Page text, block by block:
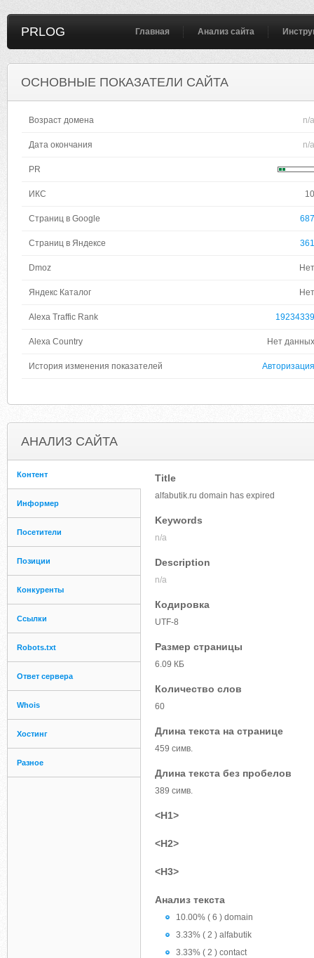
PRLOG Главная Анализ сайта
ОСНОВНЫЕ ПОКАЗАТЕЛИ САЙТА
Возраст домена n/a
Дата окончания n/a
PR
ИКС 10
Страниц в Google 687
Страниц в Яндексе 361
Dmoz Нет
Яндекс Каталог Нет
Alexa Traffic Rank 19234339
Alexa Country Нет данных
История изменения показателей Авторизация
АНАЛИЗ САЙТА
Контент
Информер
Посетители
Позиции
Конкуренты
Ссылки
Robots.txt
Ответ сервера
Whois
Хостинг
Разное
Title
alfabutik.ru domain has expired
Keywords
n/a
Description
n/a
Кодировка
UTF-8
Размер страницы
6.09 КБ
Количество слов
60
Длина текста на странице
459 симв.
Длина текста без пробелов
389 симв.
<H1>
<H2>
<H3>
Анализ текста
10.00% ( 6 ) domain
3.33% ( 2 ) alfabutik
3.33% ( 2 ) contact